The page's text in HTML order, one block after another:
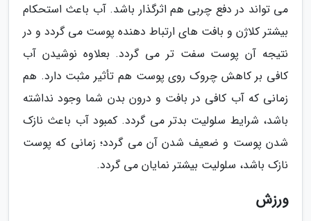
می تواند در دفع چربی هم اثرگذار باشد. آب باعث استحکام
بیشتر کلاژن و بافت های ارتباط دهنده پوست می گردد و در
نتیجه آن پوست سفت تر می گردد. بعلاوه نوشیدن آب
کافی بر کاهش چروک روی پوست هم تأثیر مثبت دارد. هم
زمانی که آب کافی در بافت و درون بدن شما وجود نداشته
باشد، شرایط سلولیت بدتر می گردد. کمبود آب باعث نازک
شدن پوست و ضعیف شدن آن می گردد؛ زمانی که پوست
نازک باشد، سلولیت بیشتر نمایان می گردد.
ورزش